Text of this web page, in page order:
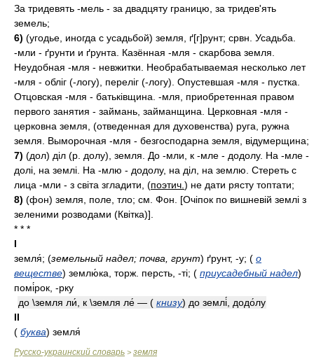
За тридевять -мель - за двадцяту границю, за тридев'ять
земель;
6) (угодье, иногда с усадьбой) земля, ґ[г]рунт; срвн. Усадьба.
-мли - ґрунти и ґрунта. Казённая -мля - скарбова земля.
Неудобная -мля - невжитки. Необрабатываемая несколько лет
-мля - обліг (-логу), переліг (-логу). Опустевшая -мля - пустка.
Отцовская -мля - батьківщина. -мля, приобретенная правом
первого занятия - займань, займанщина. Церковная -мля -
церковна земля, (отведенная для духовенства) руга, ружна
земля. Выморочная -мля - безгосподарна земля, відумерщина;
7) (дол) діл (р. долу), земля. До -мли, к -мле - додолу. На -мле -
долі, на землі. На -млю - додолу, на діл, на землю. Стереть с
лица -мли - з світа згладити, (поэтич. ) не дати рясту топтати;
8) (фон) земля, поле, тло; см. Фон. [Очіпок по вишневій землі з
зеленими розводами (Квітка)].
* * *
I
земля́; (земельный надел; почва, грунт) ґрунт, -у; ( о
веществе) землю́ка, торж. персть, -ті; ( приусадебный надел)
помі́рок, -рку
до \земля ли́, к \земля ле́ — ( книзу) до землі́, додо́лу
II
( буква) земля́
Русско-украинский словарь > земля